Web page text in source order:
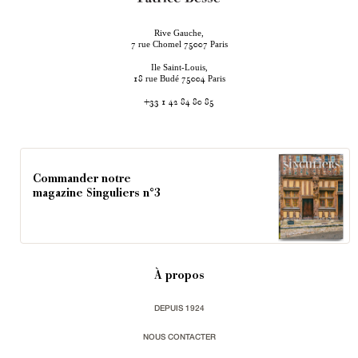
Rive Gauche,
7 rue Chomel 75007 Paris
Ile Saint-Louis,
18 rue Budé 75004 Paris
+33 1 42 84 80 85
Commander notre
magazine Singuliers n°3
À propos
DEPUIS 1924
NOUS CONTACTER